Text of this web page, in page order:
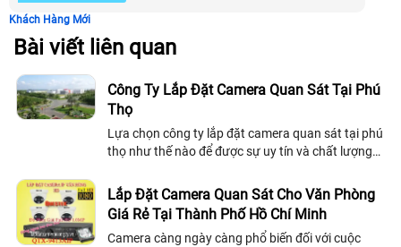
Khách Hàng Mới
Bài viết liên quan
Công Ty Lắp Đặt Camera Quan Sát Tại Phú
Thọ
Lựa chọn công ty lắp đặt camera quan sát tại phú
thọ như thế nào để được sự uy tín và chất lượng
chia sẻ đến khách hàng danh sách một số công ty
lắp đặt camera quan sát tại phú thọ.
Lắp Đặt Camera Quan Sát Cho Văn Phòng
Giá Rẻ Tại Thành Phố Hồ Chí Minh
Camera càng ngày càng phổ biến đối với cuộc